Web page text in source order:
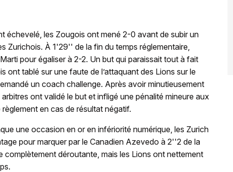
échevelé, les Zougois ont mené 2-0 avant de subir un
Zurichois. À 1'29'' de la fin du temps réglementaire,
pour égaliser à 2-2. Un but qui paraissait tout à fait
ont tablé sur une faute de l’attaquant des Lions sur le
un coach challenge. Après avoir minutieusement
ont validé le but et infligé une pénalité mineure aux
en cas de résultat négatif.
une occasion en or en infériorité numérique, les Zurich
pour marquer par le Canadien Azevedo à 2''2 de la
complètement déroutante, mais les Lions ont nettement